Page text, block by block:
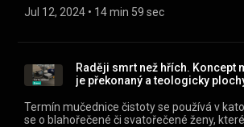
poslechněte si záznam části rozhovoru. Všechny díly
id=cz.rozhlas.mujrozhlas) a iOS
(https://apps.apple.com/cz/app/id1455654616)
webu mujRozhlas.cz
(https://www.mujrozhlas.cz/rapi/view/
74cd-3954-b7d1-659f41d5d5dd?
Jul 12, 2024 • 14 min 59 sec
Raději smrt než hřích. Koncept
je překonaný a teologicky
Termín mučednice čistoty se používá v
se o blahořečené či svatořečené ženy, které